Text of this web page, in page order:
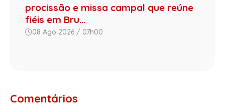
procissão e missa campal que reúne
fiéis em Bru...
08 Ago 2026 / 07h00
Comentários